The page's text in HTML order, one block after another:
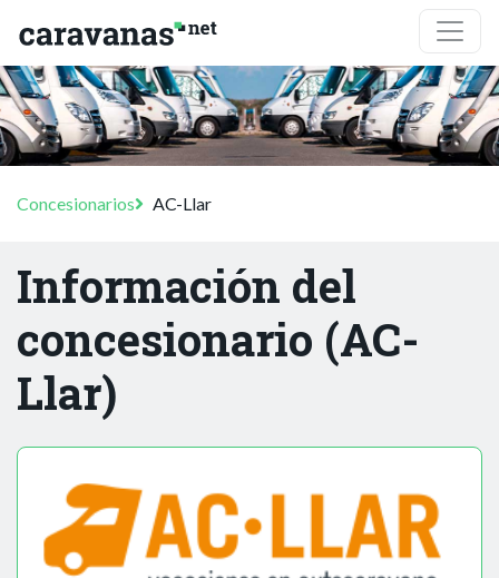
Concesionarios AC-Llar
Información del
concesionario (AC-
Llar)